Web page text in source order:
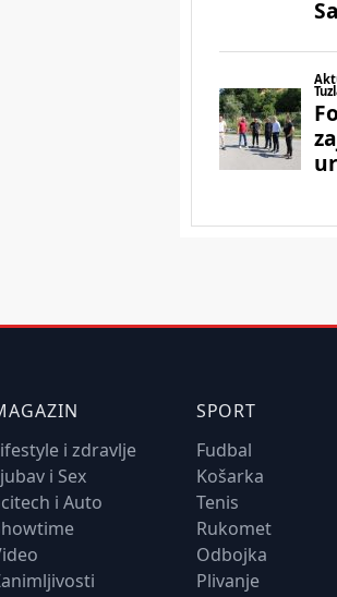
i zdravlje
i Sex
i Auto
SPORT
Fudbal
Košarka
Tenis
Rukomet
Odbojka
Plivanje